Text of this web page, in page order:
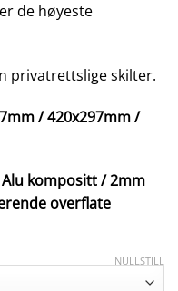
de høyeste
privatrettslige skilter.
/ 420x297mm /
kompositt / 2mm
overflate
NULLSTILL